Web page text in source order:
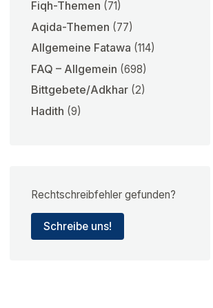
Fiqh-Themen (71)
Aqida-Themen (77)
Allgemeine Fatawa (114)
FAQ – Allgemein (698)
Bittgebete/Adkhar(2)
Hadith (9)
Rechtschreibfehler gefunden?
Schreibe uns!